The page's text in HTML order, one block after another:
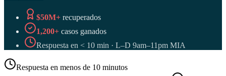
$50M+ recuperados
1,200+ casos ganados
Respuesta en < 10 min · L–D 9am–11pm MIA
Respuesta en menos de 10 minutos